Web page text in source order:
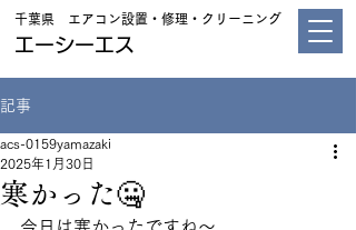
千葉県 エアコン設置・修理・クリーニング
エーシーエス
記事
寒かった🤐
acs-0159yamazaki
2025年1月30日